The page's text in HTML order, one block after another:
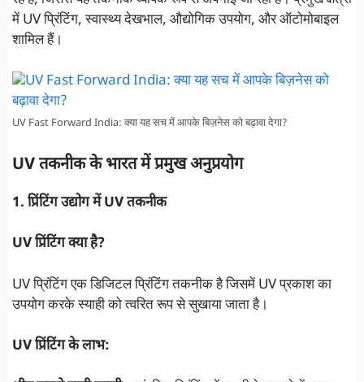
में UV प्रिंटिंग, स्वास्थ्य देखभाल, औद्योगिक उपयोग, और ऑटोमोबाइल
शामिल हैं।
UV Fast Forward India: क्या यह सच में आपके बिज़नेस को बढ़ावा देगा?
UV तकनीक के भारत में प्रमुख अनुप्रयोग
1. प्रिंटिंग उद्योग में UV तकनीक
UV प्रिंटिंग क्या है?
UV प्रिंटिंग एक डिजिटल प्रिंटिंग तकनीक है जिसमें UV प्रकाश का
उपयोग करके स्याही को त्वरित रूप से सुखाया जाता है।
UV प्रिंटिंग के लाभ: